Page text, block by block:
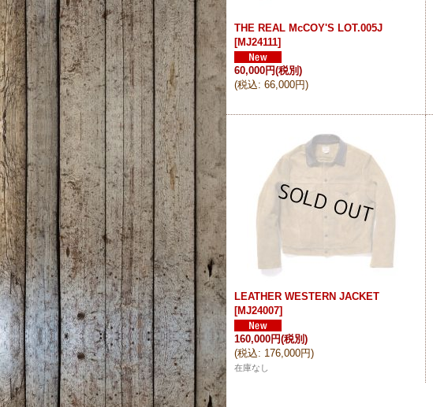
THE REAL McCOY'S LOT.005J
[MJ24111]
60,000円(税別)
(税込: 66,000円)
LEATHER WESTERN JACKET
[MJ24007]
160,000円(税別)
(税込: 176,000円)
在庫なし